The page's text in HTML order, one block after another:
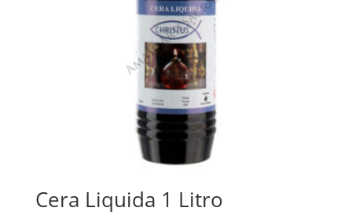
Cera Liquida 1 Litro